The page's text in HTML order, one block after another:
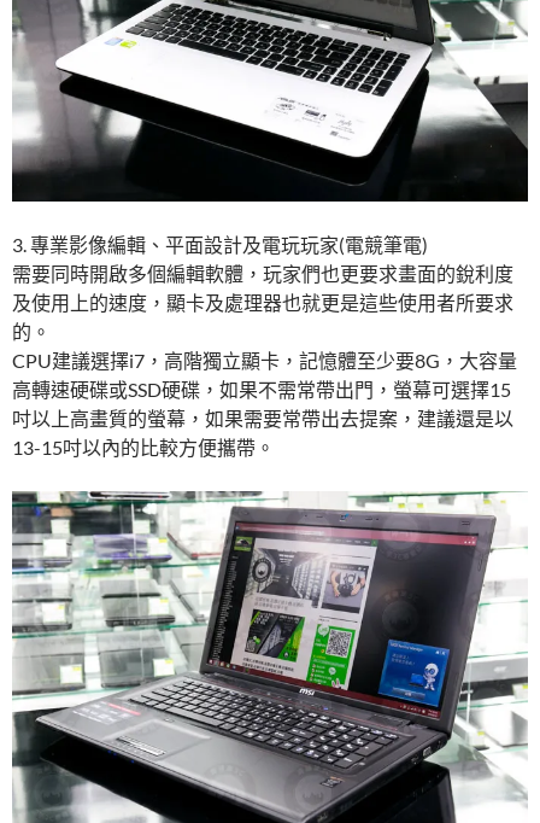
3. 專業影像編輯、平面設計及電玩玩家(電競筆電)
需要同時開啟多個編輯軟體，玩家們也更要求畫面的銳利度
及使用上的速度，顯卡及處理器也就更是這些使用者所要求
的。
CPU建議選擇i7，高階獨立顯卡，記憶體至少要8G，大容量
高轉速硬碟或SSD硬碟，如果不需常帶出門，螢幕可選擇15
吋以上高畫質的螢幕，如果需要常帶出去提案，建議還是以
13-15吋以內的比較方便攜帶。